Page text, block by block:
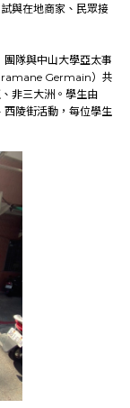
與在地商家、民眾接
隊與中山大學亞太事
Germain）共
非三大洲。學生由
西陵街活動，每位學生